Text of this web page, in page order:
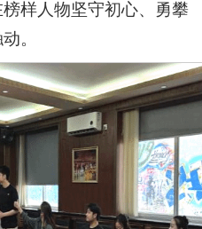
样人物坚守初心、勇攀
。